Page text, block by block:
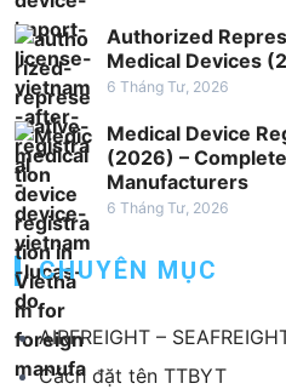
t
Authorized
Medical Devices
6 Tháng Tư, 2026
Medical Device
(2026) –
Manufacturers
6 Tháng Tư, 2026
CHUYÊN MỤC
AIRFREIGHT –
Cách đặt tên TTBYT